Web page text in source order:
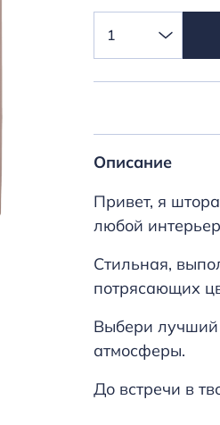
1
Описание
Привет, я
любой
Стильная,
потрясающих
Выбери лучший
атмосферы.
До встречи в